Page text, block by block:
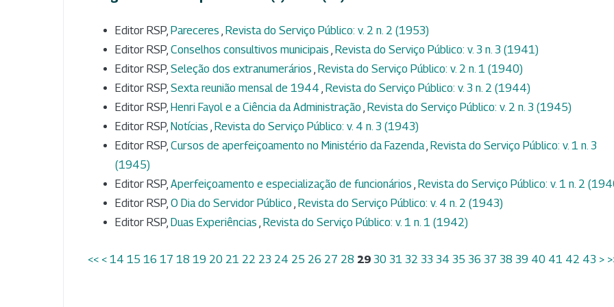
Editor RSP, Pareceres , Revista do Serviço Público: v. 2 n. 2 (1953)
Editor RSP, Conselhos consultivos municipais , Revista do Serviço Público: v. 3 n. 3 (1941)
Editor RSP, Seleção dos extranumerários , Revista do Serviço Público: v. 2 n. 1 (1940)
Editor RSP, Sexta reunião mensal de 1944 , Revista do Serviço Público: v. 3 n. 2 (1944)
Editor RSP, Henri Fayol e a Ciência da Administração , Revista do Serviço Público: v. 2 n. 3 (1945)
Editor RSP, Notícias , Revista do Serviço Público: v. 4 n. 3 (1943)
Editor RSP, Cursos de aperfeiçoamento no Ministério da Fazenda, Revista do Serviço Público: v. 1 n. 3
(1945)
Editor RSP, Aperfeiçoamento e especialização de funcionários , Revista do Serviço Público: v. 1 n. 2
Editor RSP, O Dia do Servidor Público , Revista do Serviço Público: v. 4 n. 2 (1943)
Editor RSP, Duas Experiências , Revista do Serviço Público: v. 1 n. 1 (1942)
<< < 14 15 16 17 18 19 20 21 22 23 24 25 26 27 28 29 30 31 32 33 34 35 36 37 38 39 40 41 42 43 >